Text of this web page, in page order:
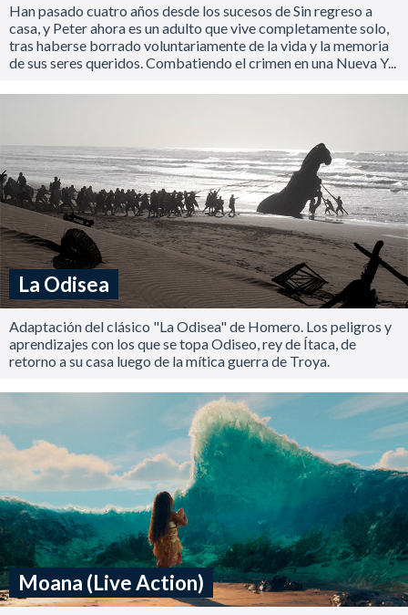
Han pasado cuatro años desde los sucesos de Sin regreso a
casa, y Peter ahora es un adulto que vive completamente solo,
tras haberse borrado voluntariamente de la vida y la memoria
de sus seres queridos. Combatiendo el crimen en una Nueva Y...
La Odisea
Adaptación del clásico "La Odisea" de Homero. Los peligros y
aprendizajes con los que se topa Odiseo, rey de Ítaca, de
retorno a su casa luego de la mítica guerra de Troya.
Moana (Live Action)